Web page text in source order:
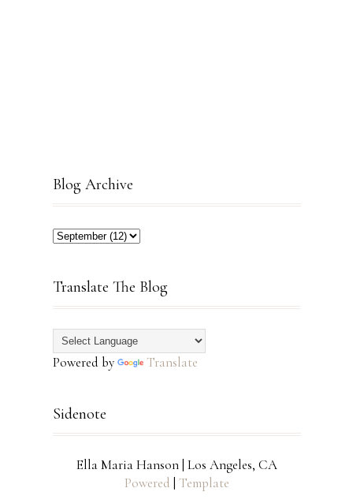
Blog Archive
Translate The Blog
Powered by Translate
Sidenote
Ella Maria Hanson | Los Angeles, CA
Powered
Template